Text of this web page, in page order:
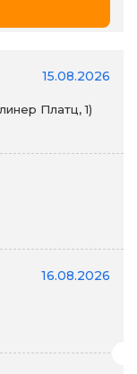
15.08.2026
Платц, 1)
16.08.2026